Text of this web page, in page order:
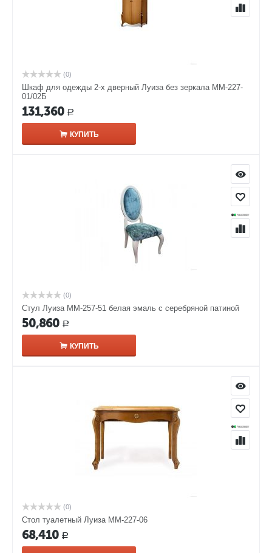
(0)
Шкаф для одежды 2-х дверный Луиза без зеркала ММ-227-
01/02Б
131,360 Р
КУПИТЬ
(0)
Стул Луиза ММ-257-51 белая эмаль с серебряной патиной
50,860 Р
КУПИТЬ
(0)
Стол туалетный Луиза ММ-227-06
68,410 Р